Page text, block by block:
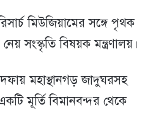
মিউজিয়ামের সঙ্গে পৃথক
সংস্কৃতি বিষয়ক মন্ত্রণালয়।
মহাস্থানগড় জাদুঘরসহ
মূর্তি বিমানবন্দর থেকে